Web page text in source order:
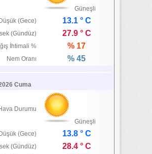
Güneşli
(Gece)
13.1 ° C
(Gündüz) 27.9 ° C
İhtimali % % 17
Nem Oranı % 45
Cuma
Durumu
Güneşli
(Gece)
13.8 ° C
(Gündüz) 28.4 ° C